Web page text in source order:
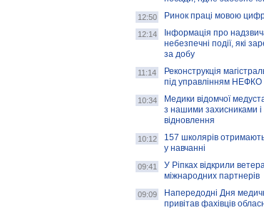
12:50 Ринок праці мовою
12:14
Інформація про
небезпечні події, які
за добу
11:14
Реконструкція
під управлінням
10:34
Медики відомчої
з нашими захисниками
відновлення
10:12
157 школярів
у навчанні
09:41
У Ріпках відкрили
міжнародних партнерів
09:09
Напередодні Дня
привітав фахівців